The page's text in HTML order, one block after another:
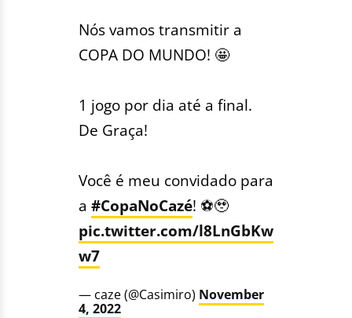
Nós vamos transmitir a
COPA DO MUNDO! 🤩
1 jogo por dia até a final.
De Graça!
Você é meu convidado para
a #CopaNoCazé! ⚽️🥹
pic.twitter.com/l8LnGbKw
w7
— caze (@Casimiro) November
4, 2022